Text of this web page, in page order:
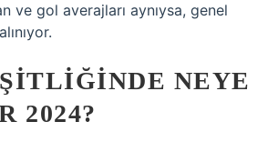
ve gol averajları aynıysa, genel
NEYE
2024?